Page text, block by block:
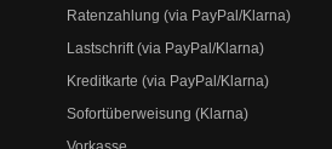
Ratenzahlung (via PayPal/Klarna)
Lastschrift (via PayPal/Klarna)
Kreditkarte (via PayPal/Klarna)
Sofortüberweisung (Klarna)